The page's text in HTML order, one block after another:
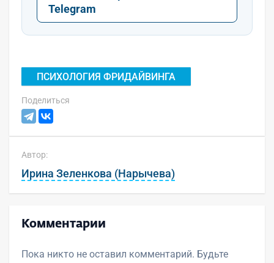
Telegram
ПСИХОЛОГИЯ ФРИДАЙВИНГА
Поделиться
Автор:
Ирина Зеленкова (Нарычева)
Комментарии
Пока никто не оставил комментарий. Будьте